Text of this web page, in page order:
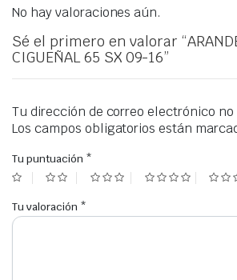
No hay valoraciones aún.
Sé el primero en valorar
CIGUEÑAL 65 SX 09-16”
Tu dirección de correo electrónico
Los campos obligatorios están
Tu puntuación *
Tu valoración *